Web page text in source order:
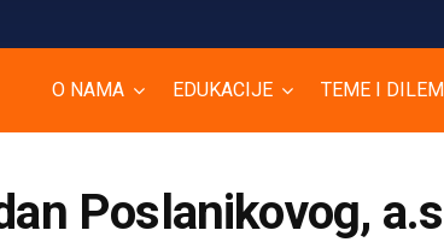
O NAMA EDUKACIJE TEME I
Poslanikovog,